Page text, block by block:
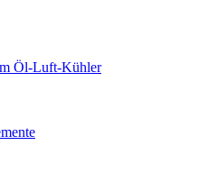
Öl-Luft-Kühler